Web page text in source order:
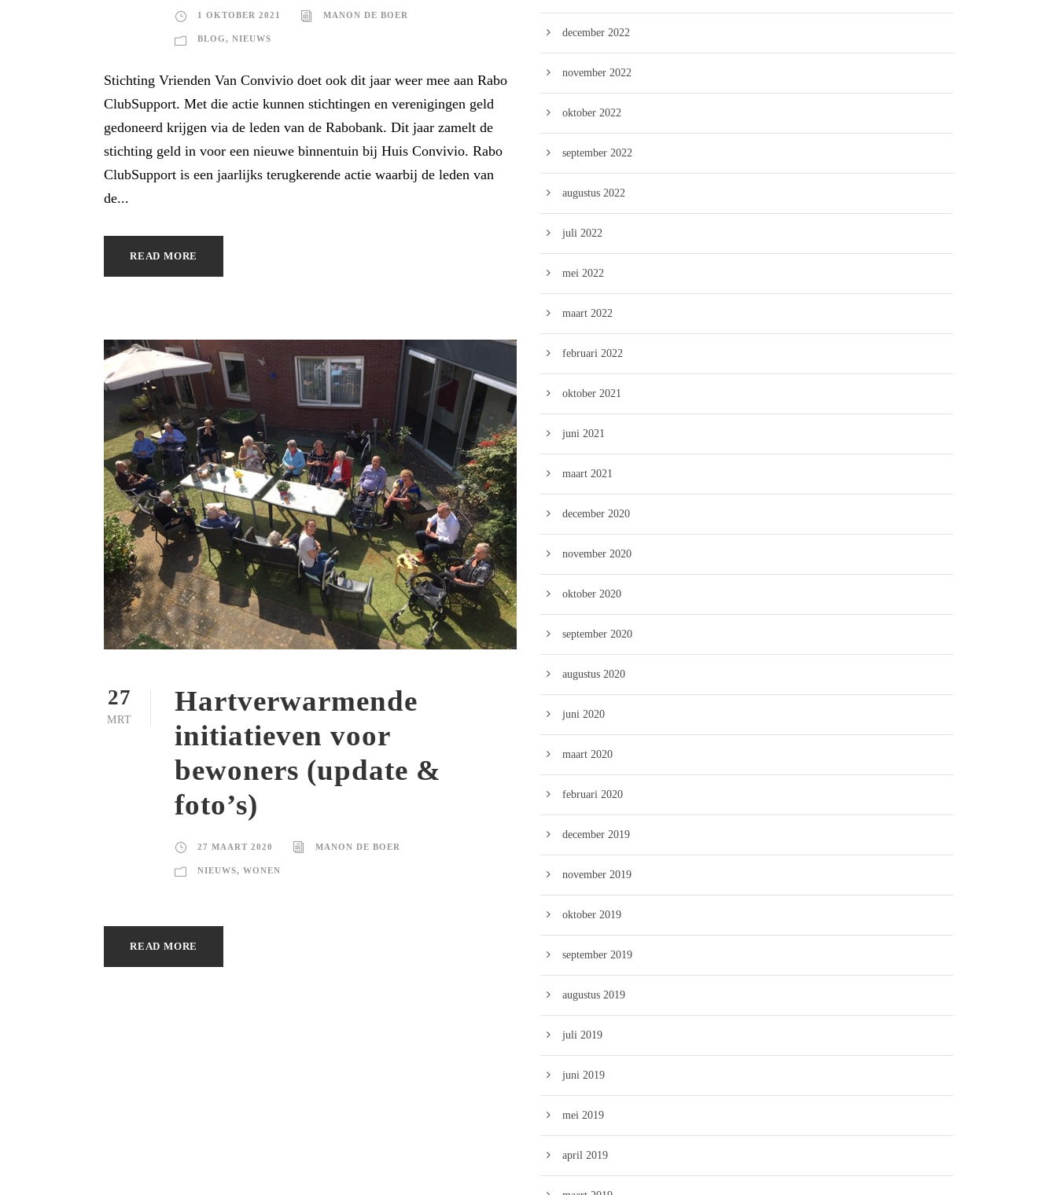
1 OKTOBER 2021 MANON DE BOER
BLOG, NIEUWS
Stichting Vrienden Van Convivio doet ook dit jaar weer mee aan Rabo
ClubSupport. Met die actie kunnen stichtingen en verenigingen geld
gedoneerd krijgen via de leden van de Rabobank. Dit jaar zamelt de
stichting geld in voor een nieuwe binnentuin bij Huis Convivio. Rabo
ClubSupport is een jaarlijks terugkerende actie waarbij de leden van
de...
READ MORE
27
MRT
Hartverwarmende
initiatieven voor
bewoners (update &
foto’s)
27 MAART 2020 MANON DE BOER
NIEUWS, WONEN
READ MORE
december 2022
november 2022
oktober 2022
september 2022
augustus 2022
juli 2022
mei 2022
maart 2022
februari 2022
oktober 2021
juni 2021
maart 2021
december 2020
november 2020
oktober 2020
september 2020
augustus 2020
juni 2020
maart 2020
februari 2020
december 2019
november 2019
oktober 2019
september 2019
augustus 2019
juli 2019
juni 2019
mei 2019
april 2019